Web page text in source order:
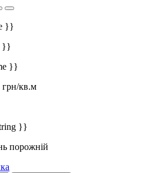
}}
}}
}}
кв.м
}}
порожній